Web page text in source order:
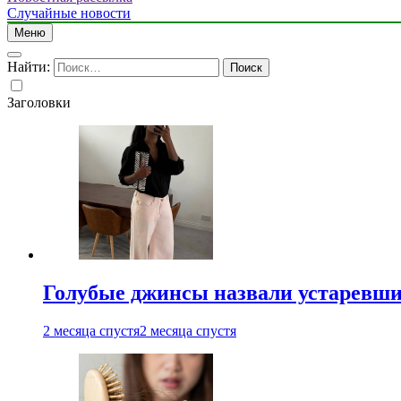
Случайные новости
Меню
Найти:
Заголовки
Голубые джинсы назвали
2 месяца спустя2 месяца спустя